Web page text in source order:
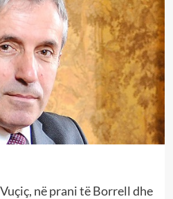
në prani të Borrell dhe